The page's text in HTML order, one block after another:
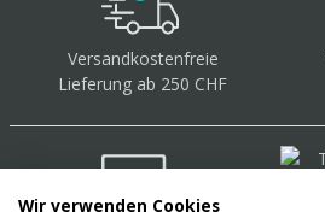
Versandkostenfreie
Lieferung ab 250 CHF
Wir verwenden Cookies